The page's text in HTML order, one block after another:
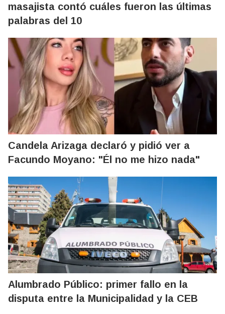
masajista contó cuáles fueron las últimas
palabras del 10
Candela Arizaga declaró y pidió ver a
Facundo Moyano: "Él no me hizo nada"
Alumbrado Público: primer fallo en la
disputa entre la Municipalidad y la CEB